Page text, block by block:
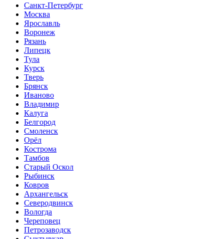
Санкт-Петербург
Москва
Ярославль
Воронеж
Рязань
Липецк
Тула
Курск
Тверь
Брянск
Иваново
Владимир
Калуга
Белгород
Смоленск
Орёл
Кострома
Тамбов
Старый Оскол
Рыбинск
Ковров
Архангельск
Северодвинск
Вологда
Череповец
Петрозаводск